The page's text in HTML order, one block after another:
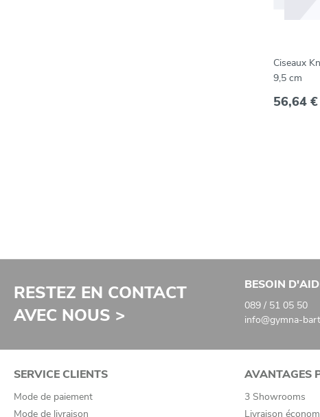
Ciseaux
9,5 cm
56,64 €
RESTEZ EN CONTACT
AVEC NOUS >
BESOIN
089 / 51 05 50
info@gymna-
SERVICE CLIENTS
Mode de paiement
Mode de livraison
AVANTAGES
3 Showrooms
Livraison